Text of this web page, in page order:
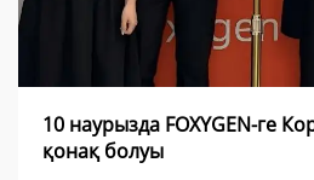
10 наурызда FOXYGEN-ге
қонақ болуы